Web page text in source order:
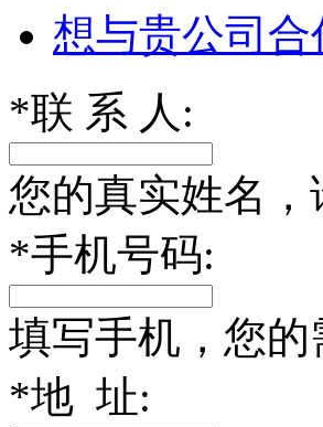
想与贵公司
*联 系 人:
您的真实姓名
*手机号码:
填写手机，您
*地 址: